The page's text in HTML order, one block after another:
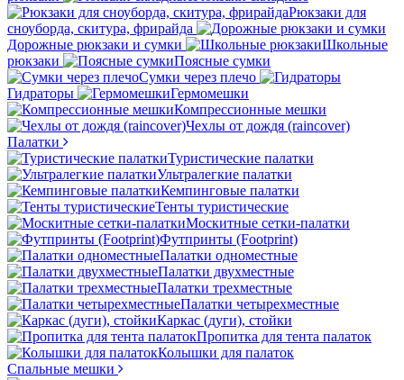
Рюкзаки для
сноуборда, скитура, фрирайда
Дорожные рюкзаки и сумки
Школьные
рюкзаки
Поясные сумки
Сумки через плечо
Гидраторы
Гермомешки
Компрессионные мешки
Чехлы от дождя (raincover)
Палатки
Туристические палатки
Ультралегкие палатки
Кемпинговые палатки
Тенты туристические
Москитные сетки-палатки
Футпринты (Footprint)
Палатки одноместные
Палатки двухместные
Палатки трехместные
Палатки четырехместные
Каркас (дуги), стойки
Пропитка для тента палаток
Колышки для палаток
Спальные мешки